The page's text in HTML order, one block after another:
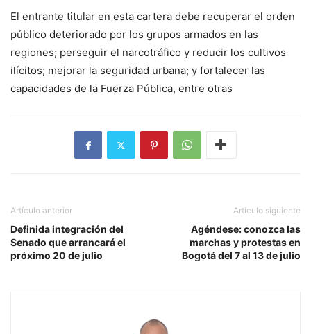
El entrante titular en esta cartera debe recuperar el orden
público deteriorado por los grupos armados en las
regiones; perseguir el narcotráfico y reducir los cultivos
ilícitos; mejorar la seguridad urbana; y fortalecer las
capacidades de la Fuerza Pública, entre otras
Artículo anterior
Definida integración del
Senado que arrancará el
próximo 20 de julio
Artículo siguiente
Agéndese: conozca las
marchas y protestas en
Bogotá del 7 al 13 de julio